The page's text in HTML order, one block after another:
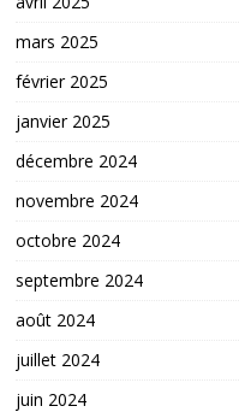
mars 2025
février 2025
janvier 2025
décembre 2024
novembre 2024
octobre 2024
septembre 2024
août 2024
juillet 2024
juin 2024